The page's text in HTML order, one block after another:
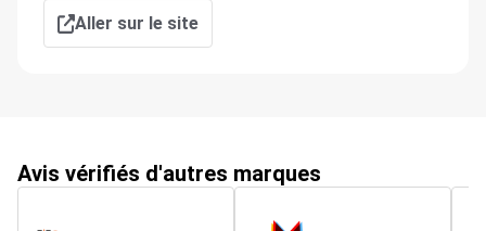
Aller sur le site
Avis vérifiés d'autres marques